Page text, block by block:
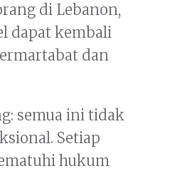
di Lebanon,
dapat kembali
dan
semua ini tidak
Setiap
hukum